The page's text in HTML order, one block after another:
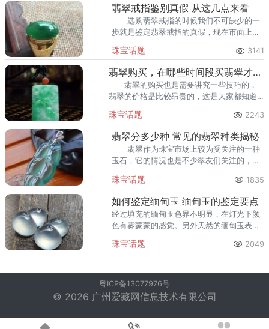
翡翠戒指鉴别真假 从这几点来看
选购翡翠戒指的时候我们不可缺少的一
步就是鉴定翡翠戒指的真假，现在市面上的
翠戒指的真假呢？鉴定翡翠戒指是否是真
的，可以从这几方面去看。
珠宝话题 3141
翡翠购买，在哪些时间段买翡翠才实惠呢
翡翠的购买也是需要讲究一些技巧的，
翡翠的价格是比较昂贵的，这是大家都知道
的，那你知道什么时候买翡翠才最实惠吗？
珠宝话题 2243
翡翠分多少种 常见的翡翠种类揭秘
翡翠作为珠宝市场上较为受关注的一种
玉石，它的情况也是不少翠友们关注的，有
以，在购买翡翠时候难免有点茫然，那么，
下面来看答案。
珠宝话题 1835
如何鉴定缅甸玉 缅甸玉的鉴定要点
经过填充的缅甸玉色界不明显，在灯光下颜
色有雾蒙蒙的感觉。另外天然的缅甸玉表面
珠宝话题 2049
粤ICP备13077976号
© 2026 广州爱藏网信息技术有限公司